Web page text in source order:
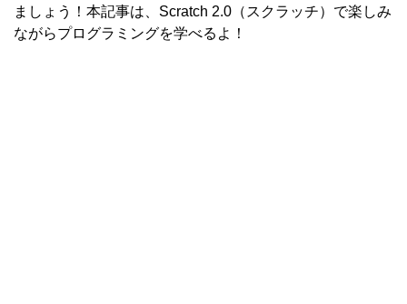
ましょう！本記事は、Scratch 2.0（スクラッチ）で楽しみ
ながらプログラミングを学べるよ！